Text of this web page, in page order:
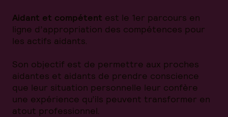
Aidant et compétent est le 1er parcours en
ligne d’appropriation des compétences pour
les actifs aidants.
Son objectif est de permettre aux proches
aidantes et aidants de prendre conscience
que leur situation personnelle leur confère
une expérience qu’ils peuvent transformer en
atout professionnel.